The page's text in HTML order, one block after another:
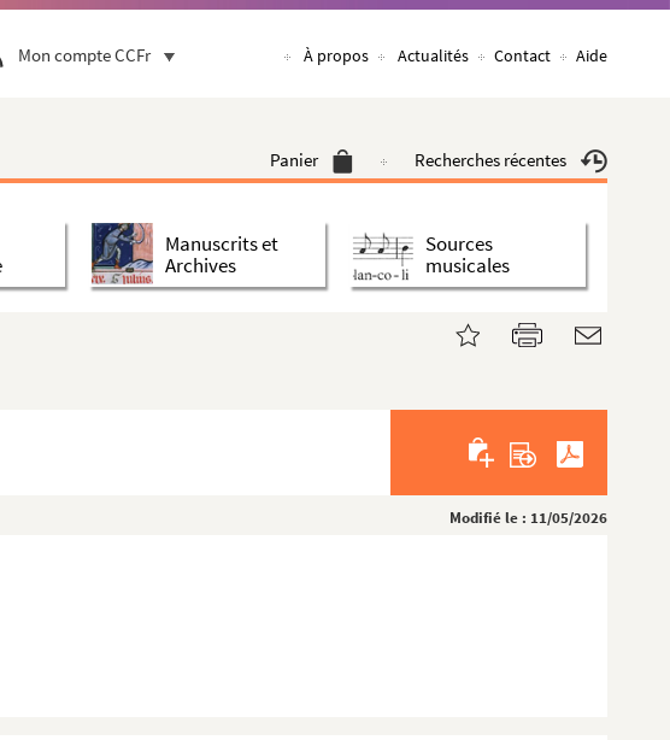
Mon compte CCFr À propos Actualités Contact Aide
Panier Recherches récentes
Manuscrits et
Archives
Sources
musicales
Modifié le : 11/05/2026